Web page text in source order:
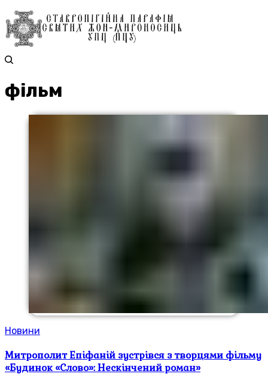
фільм
Новини
Митрополит Епіфаній зустрівся з творцями фільму
«Будинок «Слово»: Нескінчений роман»